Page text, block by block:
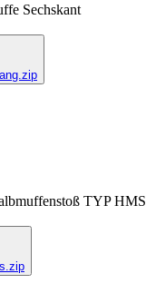
Sechskant
TYP HMS